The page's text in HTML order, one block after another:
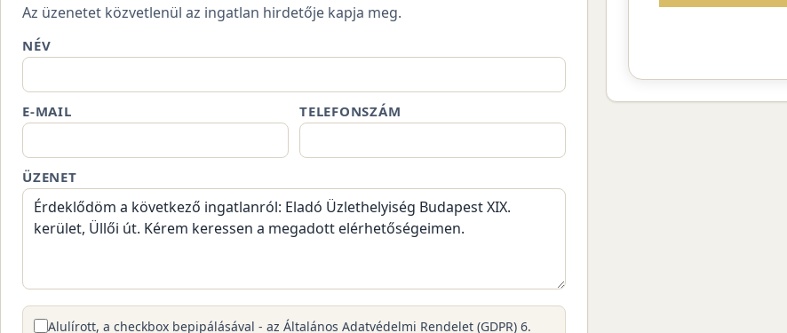
Az üzenetet közvetlenül az ingatlan hirdetője kapja meg.
NÉV
E-MAIL TELEFONSZÁM
ÜZENET
Alulírott, a checkbox bepipálásával - az Általános Adatvédelmi Rendelet (GDPR) 6.